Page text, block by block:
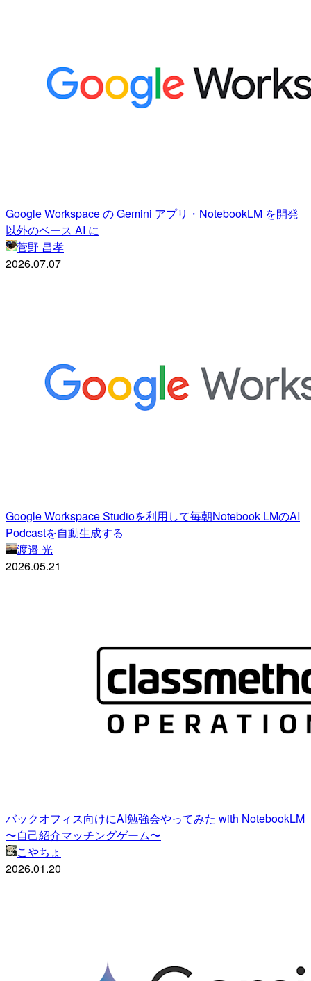
Google Workspace の Gemini アプリ・NotebookLM を開発
以外のベース AI に
菅野 昌孝
2026.07.07
Google Workspace Studioを利用して毎朝Notebook LMのAI
Podcastを自動生成する
渡邉 光
2026.05.21
バックオフィス向けにAI勉強会やってみた with NotebookLM
〜自己紹介マッチングゲーム〜
こやちょ
2026.01.20